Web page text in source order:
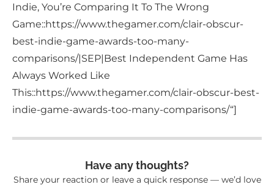
Indie, You’re Comparing It To The Wrong
Game::https://www.thegamer.com/clair-obscur-
best-indie-game-awards-too-many-
comparisons/|SEP|Best Independent Game Has
Always Worked Like
This::https://www.thegamer.com/clair-obscur-best-
indie-game-awards-too-many-comparisons/“]
Have any thoughts?
Share your reaction or leave a quick response — we’d love